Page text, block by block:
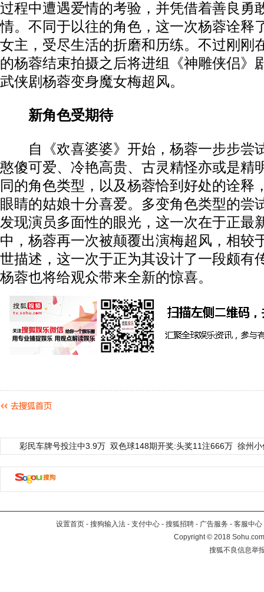
过程中遭遇爱情的考验，并凭借着善良勇
情。不同于以往的角色，这一次杨蓉诠释
女主，受尽生活的折磨和历练。不过刚刚
的杨蓉结束拍摄之后将进组《神雕侠侣》
武侠剧杨蓉变身魔女梅超风。
新角色受期待
自《欢喜婆婆》开始，杨蓉一步步尝
憨傻可爱、冷艳高贵、古灵精怪亦或是精
同的角色类型，以及杨蓉恰到好处的诠释
眼睛的姑娘十分喜爱。多变角色类型的尝
发现演员多面性的眼光，这一次在于正最
中，杨蓉再一次被颠覆出演梅超风，相较
世描述，这一次于正为其设计了一段颇有
杨蓉也将给观众带来全新的惊喜。
彩民车牌号投注中3.9万 双色球148期开奖:头奖11注666万 徐州
设置首页 - 搜狗输入法 - 支付中心 - 搜狐招聘 - 广告服务 - 客服中心
Copyright©2018
搜狐不良信息举